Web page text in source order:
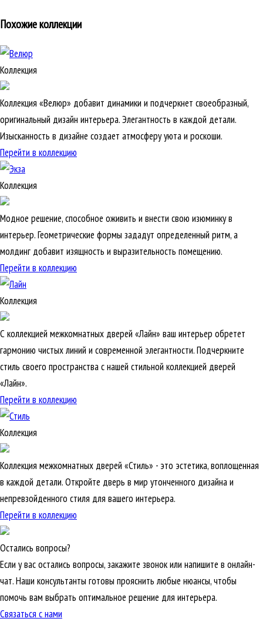
Похожие коллекции
Коллекция
Коллекция «Велюр» добавит динамики и подчеркнет своеобразный,
оригинальный дизайн интерьера. Элегантность в каждой детали.
Изысканность в дизайне создает атмосферу уюта и роскоши.
Перейти в коллекцию
Коллекция
Модное решение, способное оживить и внести свою изюминку в
интерьер. Геометрические формы зададут определенный ритм, а
молдинг добавит изящность и выразительность помещению.
Перейти в коллекцию
Коллекция
С коллекцией межкомнатных дверей «Лайн» ваш интерьер обретет
гармонию чистых линий и современной элегантности. Подчеркните
стиль своего пространства с нашей стильной коллекцией дверей
«Лайн».
Перейти в коллекцию
Коллекция
Коллекция межкомнатных дверей «Стиль» - это эстетика, воплощенная
в каждой детали. Откройте дверь в мир утонченного дизайна и
непревзойденного стиля для вашего интерьера.
Перейти в коллекцию
Остались вопросы?
Если у вас остались вопросы, закажите звонок или напишите в онлайн-
чат. Наши консультанты готовы прояснить любые нюансы, чтобы
помочь вам выбрать оптимальное решение для интерьера.
Связаться с нами